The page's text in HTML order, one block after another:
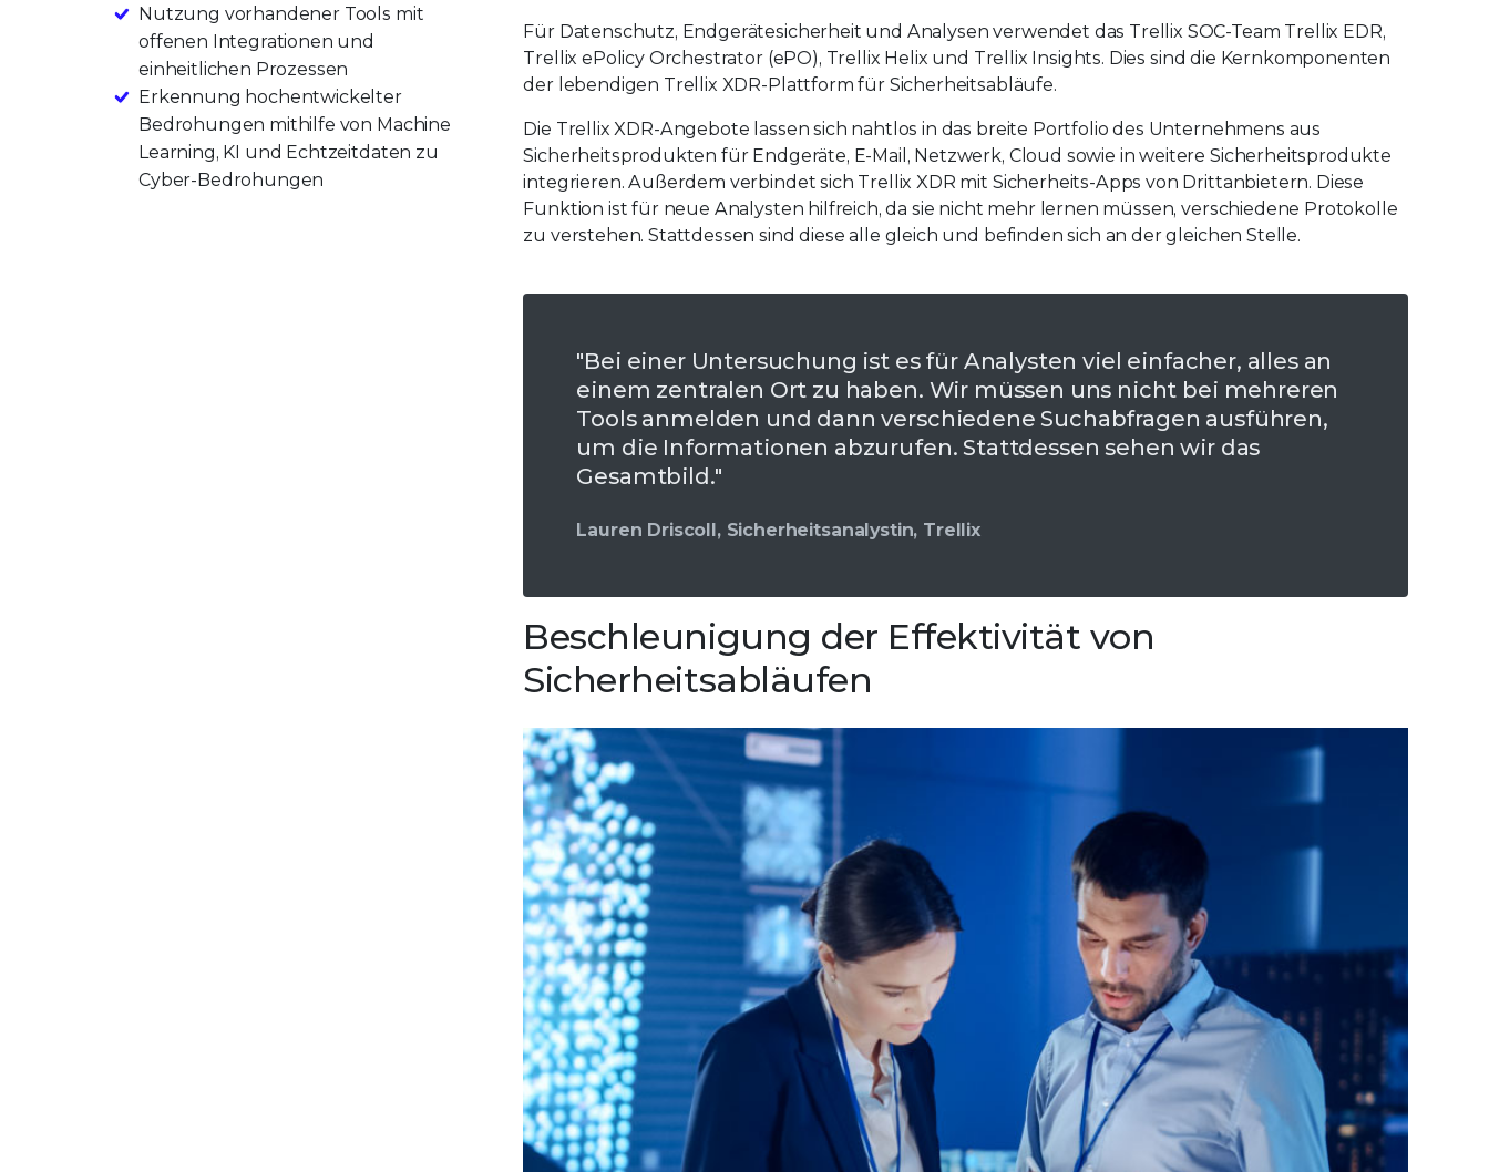
Nutzung vorhandener Tools mit
offenen Integrationen und
einheitlichen Prozessen
Erkennung hochentwickelter
Bedrohungen mithilfe von Machine
Learning, KI und Echtzeitdaten zu
Cyber-Bedrohungen
Für Datenschutz, Endgerätesicherheit und Analysen verwendet das Trellix SOC-Team Trellix EDR,
Trellix ePolicy Orchestrator (ePO), Trellix Helix und Trellix Insights. Dies sind die Kernkomponenten
der lebendigen Trellix XDR-Plattform für Sicherheitsabläufe.
Die Trellix XDR-Angebote lassen sich nahtlos in das breite Portfolio des Unternehmens aus
Sicherheitsprodukten für Endgeräte, E-Mail, Netzwerk, Cloud sowie in weitere Sicherheitsprodukte
integrieren. Außerdem verbindet sich Trellix XDR mit Sicherheits-Apps von Drittanbietern. Diese
Funktion ist für neue Analysten hilfreich, da sie nicht mehr lernen müssen, verschiedene Protokolle
zu verstehen. Stattdessen sind diese alle gleich und befinden sich an der gleichen Stelle.
"Bei einer Untersuchung ist es für Analysten viel einfacher, alles an
einem zentralen Ort zu haben. Wir müssen uns nicht bei mehreren
Tools anmelden und dann verschiedene Suchabfragen ausführen,
um die Informationen abzurufen. Stattdessen sehen wir das
Gesamtbild."
Lauren Driscoll, Sicherheitsanalystin, Trellix
Beschleunigung der Effektivität von
Sicherheitsabläufen